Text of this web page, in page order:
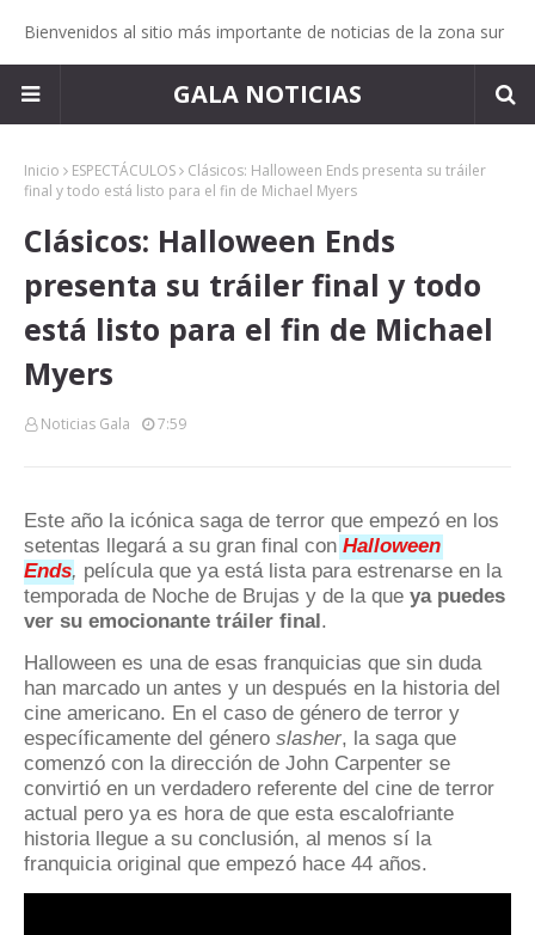
Bienvenidos al sitio más importante de noticias de la zona sur
GALA NOTICIAS
Inicio ESPECTÁCULOS
Clásicos: Halloween Ends presenta su tráiler
final y todo está listo para el fin de Michael Myers
Clásicos: Halloween Ends
presenta su tráiler final y todo
está listo para el fin de Michael
Myers
Noticias Gala 7:59
Este año la icónica saga de terror que empezó en los
setentas llegará a su gran final con Halloween
Ends, película que ya está lista para estrenarse en la
temporada de Noche de Brujas y de la que ya puedes
ver su emocionante tráiler final.
Halloween es una de esas franquicias que sin duda
han marcado un antes y un después en la historia del
cine americano. En el caso de género de terror y
específicamente del género slasher, la saga que
comenzó con la dirección de John Carpenter se
convirtió en un verdadero referente del cine de terror
actual pero ya es hora de que esta escalofriante
historia llegue a su conclusión, al menos sí la
franquicia original que empezó hace 44 años.